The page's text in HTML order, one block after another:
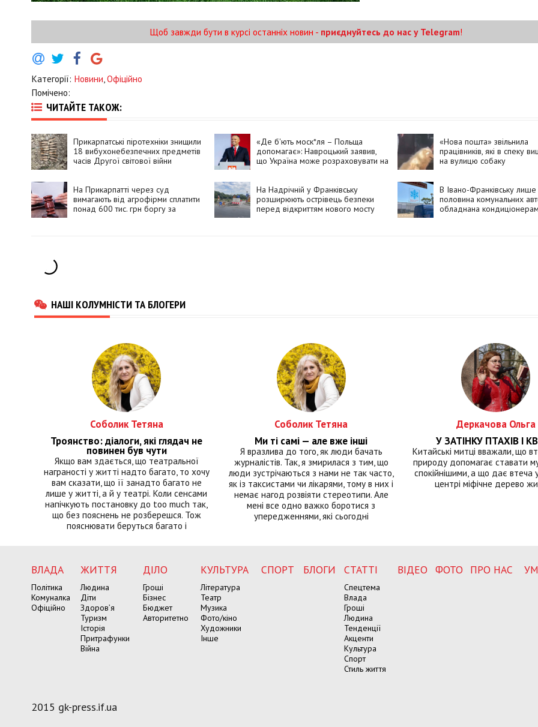
Щоб завжди бути в курсі останніх новин - приєднуйтесь до нас у Telegram!
Категорії: Новини,Офіційно
Помічено:
ЧИТАЙТЕ ТАКОЖ:
Прикарпатські піротехніки знищили
18 вибухонебезпечних предметів
часів Другої світової війни
«Де б'ють моск*ля – Польща
допомагає»: Навроцький заявив,
що Україна може розраховувати на
«Нова пошта» звільнила
працівників, які в спеку
на вулицю собаку
На Прикарпатті через суд
вимагають від агрофірми сплатити
понад 600 тис. грн боргу за
На Надрічній у Франківську
розширюють острівець безпеки
перед відкриттям нового мосту
В Івано-Франківську лише
половина комунальних
обладнана
НАШІ КОЛУМНІСТИ ТА БЛОГЕРИ
Соболик Тетяна
Троянство: діалоги, які глядач не
повинен був чути
Якщо вам здається, що театральної
награності у житті надто багато, то хочу
вам сказати, що її занадто багато не
лише у житті, а й у театрі. Коли сенсами
напічкують постановку до too much так,
що без пояснень не розберешся. Тож
пояснювати беруться багато і
Соболик Тетяна
Ми ті самі — але вже інші
Я вразлива до того, як люди бачать
журналістів. Так, я змирилася з тим, що
люди зустрічаються з нами не так часто,
як із таксистами чи лікарями, тому в них і
немає нагод розвіяти стереотипи. Але
мені все одно важко боротися з
упередженнями, які сьогодні
Деркачова Ольга
У ЗАТІНКУ ПТАХІВ І
Китайські митці вважали, що
природу допомагає ставати
спокійнішими, а що дає втеча
центрі міфічне дерево
ВЛАДА
Політика
Комуналка
Офіційно
ЖИТТЯ
Людина
Діти
Здоров’я
Туризм
Історія
Притрафунки
Війна
ДІЛО
Гроші
Бізнес
Бюджет
Авторитетно
КУЛЬТУРА
Література
Театр
Музика
Фото/кіно
Художники
Інше
СПОРТ БЛОГИ СТАТТІ
Спецтема
Влада
Гроші
Людина
Тенденції
Акценти
Культура
Спорт
Стиль життя
ВІДЕО ФОТО ПРО НАС
2015 gk-press.if.ua